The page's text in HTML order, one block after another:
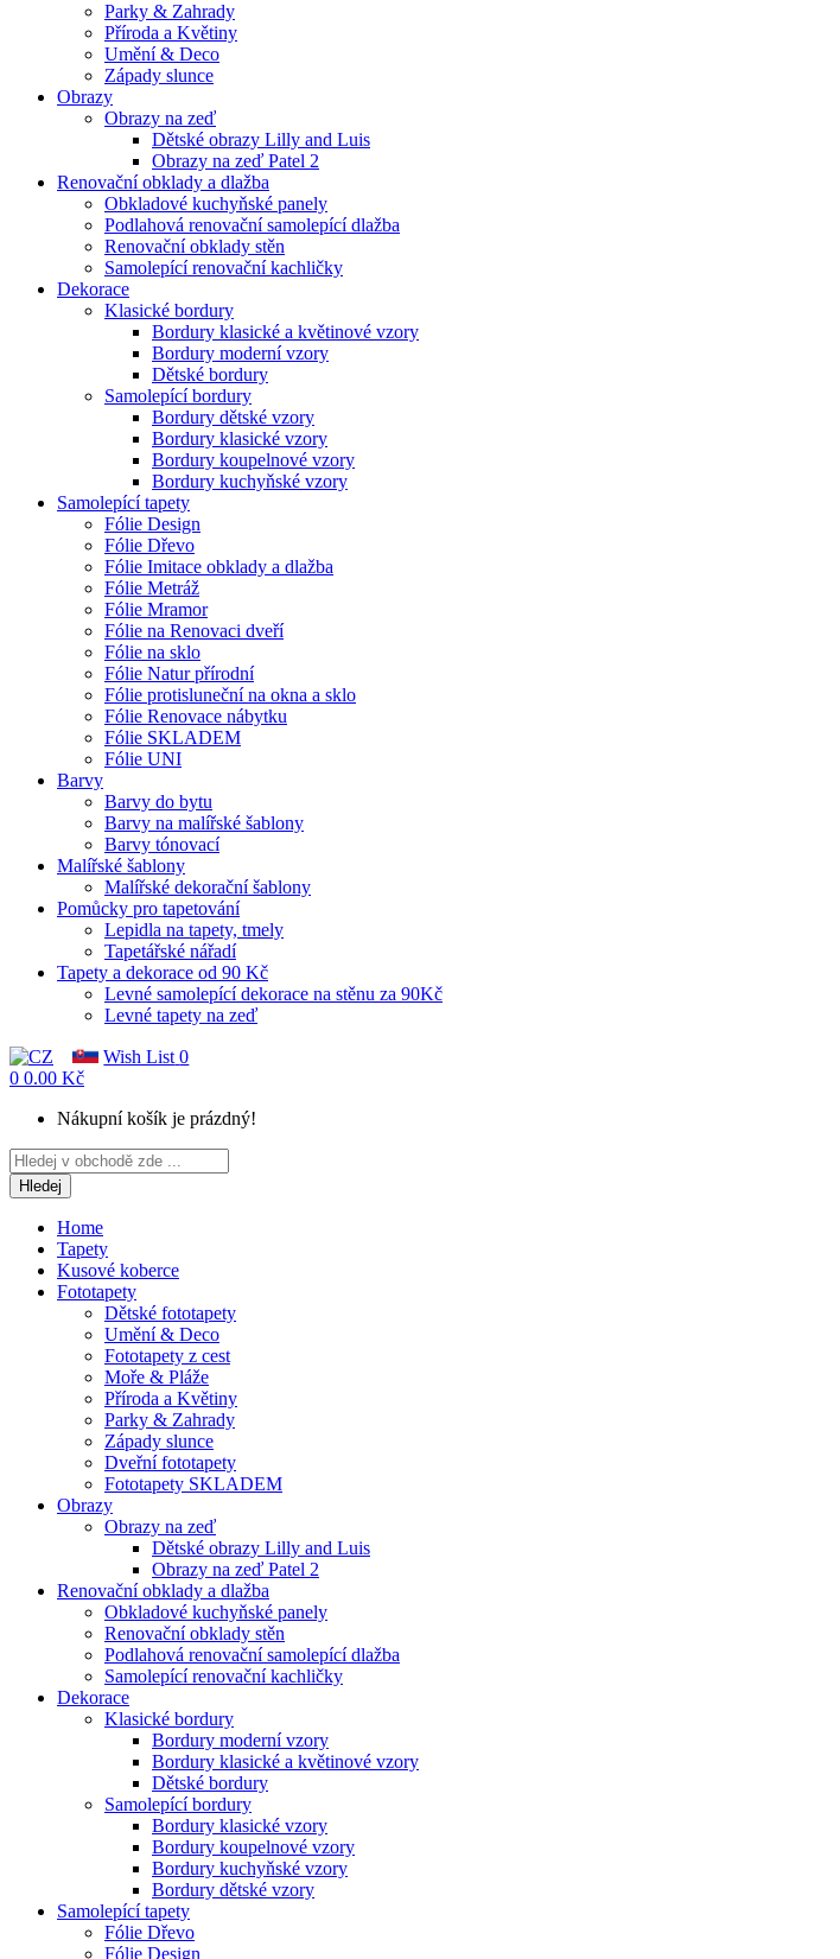
Parky & Zahrady
Příroda a Květiny
Umění & Deco
Západy slunce
Obrazy
Obrazy na zeď
Dětské obrazy Lilly and Luis
Obrazy na zeď Patel 2
Renovační obklady a dlažba
Obkladové kuchyňské panely
Podlahová renovační samolepící dlažba
Renovační obklady stěn
Samolepící renovační kachličky
Dekorace
Klasické bordury
Bordury klasické a květinové vzory
Bordury moderní vzory
Dětské bordury
Samolepící bordury
Bordury dětské vzory
Bordury klasické vzory
Bordury koupelnové vzory
Bordury kuchyňské vzory
Samolepící tapety
Fólie Design
Fólie Dřevo
Fólie Imitace obklady a dlažba
Fólie Metráž
Fólie Mramor
Fólie na Renovaci dveří
Fólie na sklo
Fólie Natur přírodní
Fólie protisluneční na okna a sklo
Fólie Renovace nábytku
Fólie SKLADEM
Fólie UNI
Barvy
Barvy do bytu
Barvy na malířské šablony
Barvy tónovací
Malířské šablony
Malířské dekorační šablony
Pomůcky pro tapetování
Lepidla na tapety, tmely
Tapetářské nářadí
Tapety a dekorace od 90 Kč
Levné samolepící dekorace na stěnu za 90Kč
Levné tapety na zeď
Wish List 0
0 0.00 Kč
Nákupní košík je prázdný!
Hledej
Home
Tapety
Kusové koberce
Fototapety
Dětské fototapety
Umění & Deco
Fototapety z cest
Moře & Pláže
Příroda a Květiny
Parky & Zahrady
Západy slunce
Dveřní fototapety
Fototapety SKLADEM
Obrazy
Obrazy na zeď
Dětské obrazy Lilly and Luis
Obrazy na zeď Patel 2
Renovační obklady a dlažba
Obkladové kuchyňské panely
Renovační obklady stěn
Podlahová renovační samolepící dlažba
Samolepící renovační kachličky
Dekorace
Klasické bordury
Bordury moderní vzory
Bordury klasické a květinové vzory
Dětské bordury
Samolepící bordury
Bordury klasické vzory
Bordury koupelnové vzory
Bordury kuchyňské vzory
Bordury dětské vzory
Samolepící tapety
Fólie Dřevo
Fólie Design